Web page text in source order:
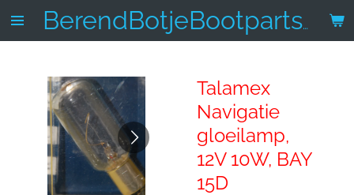
Ga
hoofdinhoud
BerendBotjeBootparts.nl
Talamex
Navigatie
gloeilamp,
12V 10W, BAY
15D